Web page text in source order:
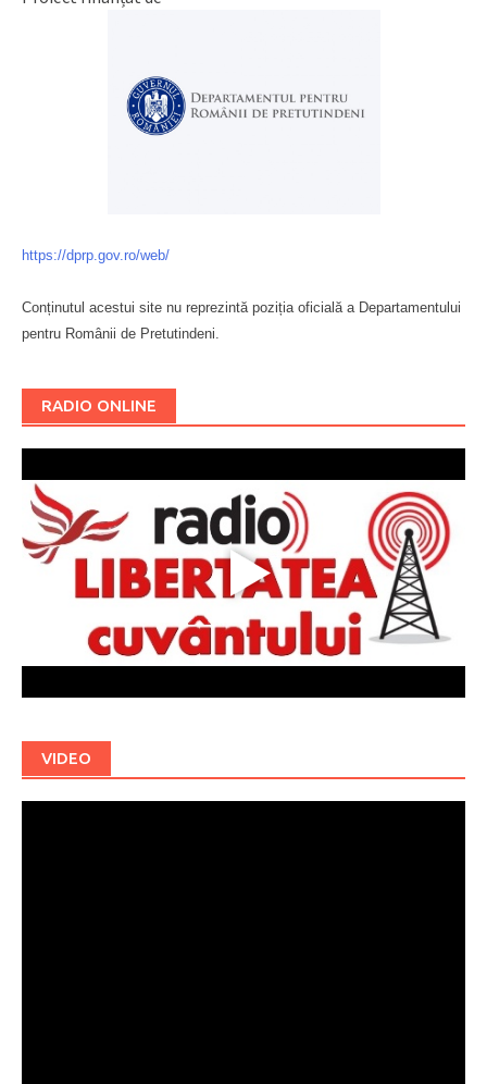
https://dprp.gov.ro/web/
Conținutul acestui site nu reprezintă poziția oficială a Departamentului
pentru Românii de Pretutindeni.
RADIO ONLINE
VIDEO